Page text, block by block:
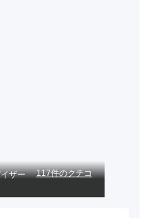
117件のクチコ